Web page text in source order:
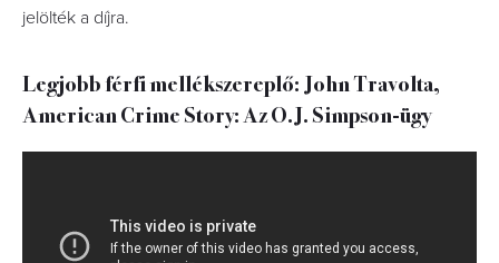
jelölték a díjra.
Legjobb férfi mellékszereplő: John Travolta,
American Crime Story: Az O.J. Simpson-ügy